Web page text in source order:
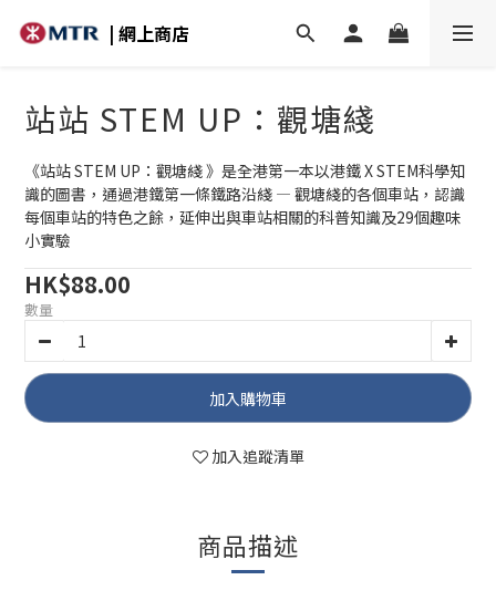
| 網上商店
站站 STEM UP：觀塘綫
《站站 STEM UP：觀塘綫 》是全港第一本以港鐵 X STEM科學知
識的圖書，通過港鐵第一條鐵路沿綫 — 觀塘綫的各個車站，認識
每個車站的特色之餘，延伸出與車站相關的科普知識及29個趣味
小實驗
HK$88.00
數量
加入購物車
加入追蹤清單
商品描述